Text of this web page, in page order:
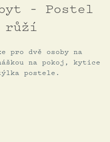
– Postel
růží
pro dvě osoby na
na pokoj, kytice
postele.